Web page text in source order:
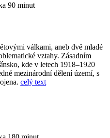
90 minut
válkami, aneb dvě mladé
vztahy. Zásadním
kde v letech 1918–1920
mezinárodní dělení území, s
celý text